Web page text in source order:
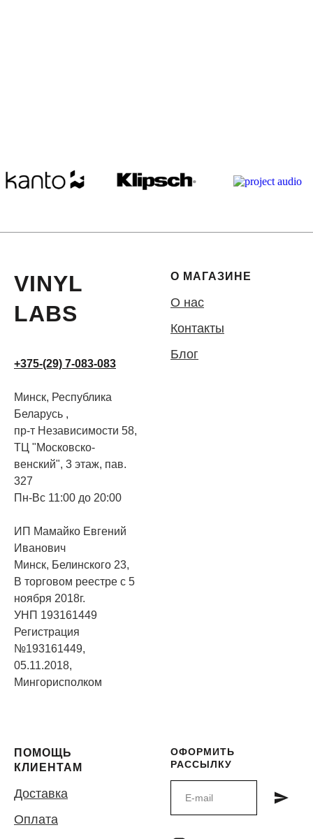
VINYL
LABS
+375-(29) 7-083-083
Минск, Республика
Беларусь ,
пр-т Независимости 58,
ТЦ "Московско-
венский", 3 этаж, пав.
327
Пн-Вс 11:00 до 20:00
ИП Мамайко Евгений
Иванович
Минск, Белинского 23,
В торговом реестре с 5
ноября 2018г.
УНП 193161449
Регистрация
№193161449,
05.11.2018,
Мингорисполком
О МАГАЗИНЕ
О нас
Контакты
Блог
ПОМОЩЬ
КЛИЕНТАМ
Доставка
Оплата
ОФОРМИТЬ
РАССЫЛКУ